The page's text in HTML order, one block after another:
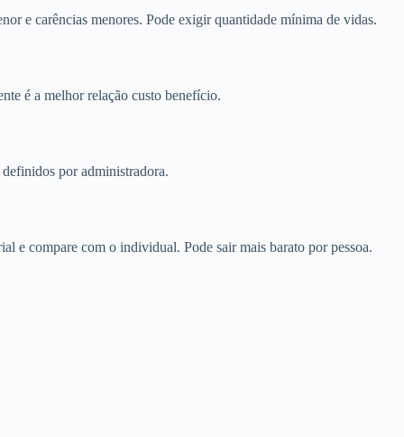
e carências menores. Pode exigir quantidade mínima de vidas.
é a melhor relação custo benefício.
por administradora.
e compare com o individual. Pode sair mais barato por pessoa.